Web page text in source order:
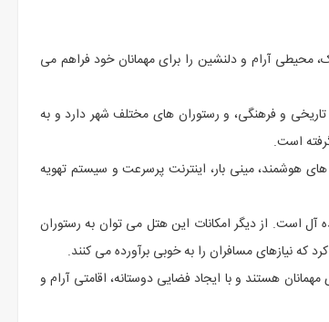
آرام و دلنشین را برای مهمانان خود فراهم می
و فرهنگی، و رستوران های مختلف شهر دارد و به
است.
هوشمند، مینی بار، اینترنت پرسرعت و سیستم تهویه
آل است. از دیگر امکانات این هتل می توان به رستوران
که نیازهای مسافران را به خوبی برآورده می کنند.
هستند و با ایجاد فضایی دوستانه، اقامتی آرام و